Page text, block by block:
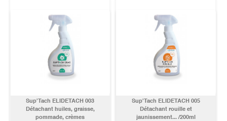
Sup'Tach ELIDETACH 003
Détachant huiles, graisse,
pommade, crèmes
Sup'Tach ELIDETACH 005
Détachant rouille et
jaunissement... /200ml